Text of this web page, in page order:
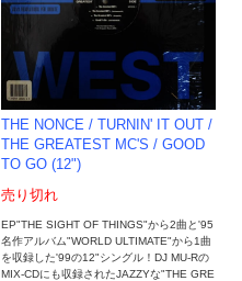
THE NONCE / TURNIN' IT OUT /
THE GREATEST MC'S / GOOD
TO GO (12")
売り切れ
EP"THE SIGHT OF THINGS"から2曲と'95
名作アルバム"WORLD ULTIMATE"から1曲
を収録した'99の12"シングル！DJ MU-Rの
MIX-CDにも収録されたJAZZYな"THE GRE